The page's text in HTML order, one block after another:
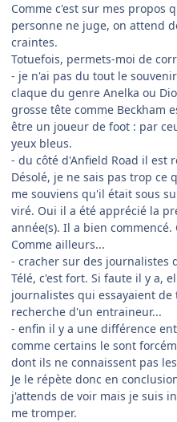
Comme c'est sur mes propos
personne ne juge, on attend
craintes.
Totuefois, permets-moi de
- je n'ai pas du tout le
claque du genre Anelka ou
grosse tête comme Beckham
être un joueur de foot : par
yeux bleus.
- du côté d'Anfield Road il est
Désolé, je ne sais pas trop
me souviens qu'il était sous
viré. Oui il a été apprécié la
année(s). Il a bien
Comme ailleurs...
- cracher sur des journalistes
Télé, c'est fort. Si faute il y a,
journalistes qui essayaient
recherche d'un entraineur...
- enfin il y a une différence
comme certains le sont
dont ils ne connaissent pas
Je le répète donc en
j'attends de voir mais je suis
me tromper.